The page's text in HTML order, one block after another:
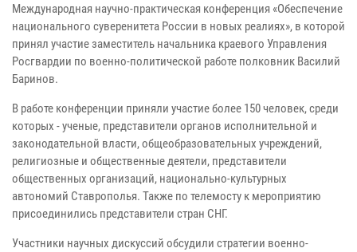
Международная научно-практическая конференция «Обеспечение
национального суверенитета России в новых реалиях», в которой
принял участие заместитель начальника краевого Управления
Росгвардии по военно-политической работе полковник Василий
Баринов.
В работе конференции приняли участие более 150 человек, среди
которых - ученые, представители органов исполнительной и
законодательной власти, общеобразовательных учреждений,
религиозные и общественные деятели, представители
общественных организаций, национально-культурных
автономий Ставрополья. Также по телемосту к мероприятию
присоединились представители стран СНГ.
Участники научных дискуссий обсудили стратегии военно-